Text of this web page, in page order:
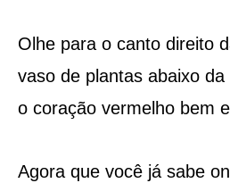
Olhe para o canto direito
vaso de plantas abaixo
o coração vermelho bem
Agora que você já sabe